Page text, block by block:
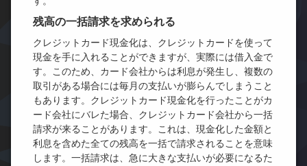
残高の一括請求を求められる
クレジットカード現金化は、クレジットカードを使って
現金を手に入れることができますが、実際には借入金で
す。このため、カード会社からは利息が発生し、複数の
取引がある場合には毎月の支払いが膨らんでしまうこと
もあります。クレジットカード現金化を行ったことがカ
ード会社にバレた場合、クレジットカード会社から一括
請求が来ることがあります。これは、現金化した金額と
利息を含めた全ての残高を一括で請求されることを意味
します。一括請求は、急に大きな支払いが必要になるた